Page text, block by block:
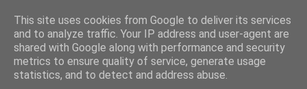
This site uses cookies from Google to deliver its services
and to analyze traffic. Your IP address and user-agent are
shared with Google along with performance and security
metrics to ensure quality of service, generate usage
statistics, and to detect and address abuse.